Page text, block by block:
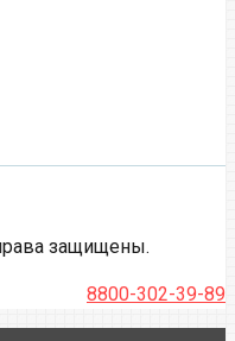
защищены.
8800-302-39-89